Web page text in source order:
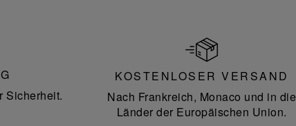
Sicherheit.
KOSTENLOSER VERSAND
Nach Frankreich, Monaco und in die
Länder der Europäischen Union.